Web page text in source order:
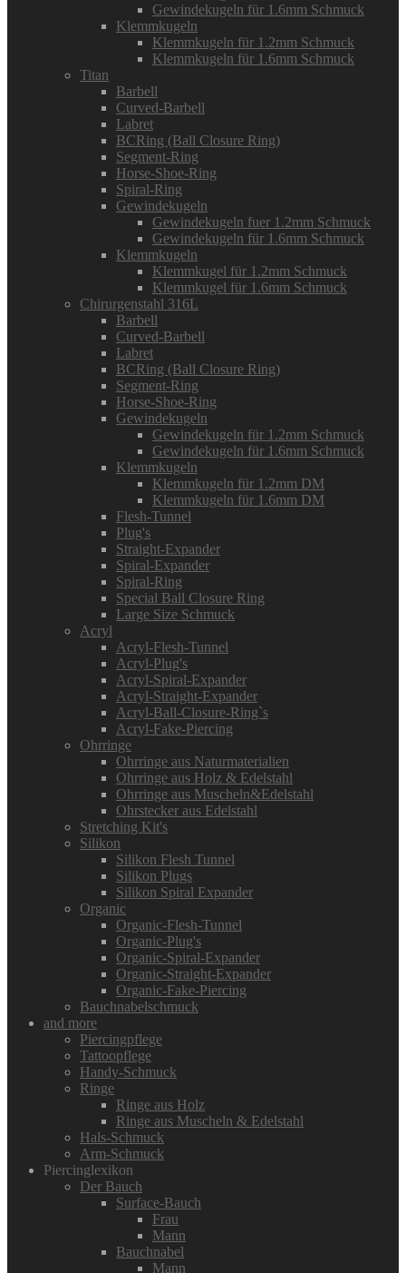
Gewindekugeln für 1.6mm Schmuck
Klemmkugeln
Klemmkugeln für 1.2mm Schmuck
Klemmkugeln für 1.6mm Schmuck
Titan
Barbell
Curved-Barbell
Labret
BCRing (Ball Closure Ring)
Segment-Ring
Horse-Shoe-Ring
Spiral-Ring
Gewindekugeln
Gewindekugeln fuer 1.2mm Schmuck
Gewindekugeln für 1.6mm Schmuck
Klemmkugeln
Klemmkugel für 1.2mm Schmuck
Klemmkugel für 1.6mm Schmuck
Chirurgenstahl 316L
Barbell
Curved-Barbell
Labret
BCRing (Ball Closure Ring)
Segment-Ring
Horse-Shoe-Ring
Gewindekugeln
Gewindekugeln für 1.2mm Schmuck
Gewindekugeln für 1.6mm Schmuck
Klemmkugeln
Klemmkugeln für 1.2mm DM
Klemmkugeln für 1.6mm DM
Flesh-Tunnel
Plug's
Straight-Expander
Spiral-Expander
Spiral-Ring
Special Ball Closure Ring
Large Size Schmuck
Acryl
Acryl-Flesh-Tunnel
Acryl-Plug's
Acryl-Spiral-Expander
Acryl-Straight-Expander
Acryl-Ball-Closure-Ring`s
Acryl-Fake-Piercing
Ohrringe
Ohrringe aus Naturmaterialien
Ohrringe aus Holz & Edelstahl
Ohrringe aus Muscheln&Edelstahl
Ohrstecker aus Edelstahl
Stretching Kit's
Silikon
Silikon Flesh Tunnel
Silikon Plugs
Silikon Spiral Expander
Organic
Organic-Flesh-Tunnel
Organic-Plug's
Organic-Spiral-Expander
Organic-Straight-Expander
Organic-Fake-Piercing
Bauchnabelschmuck
and more
Piercingpflege
Tattoopflege
Handy-Schmuck
Ringe
Ringe aus Holz
Ringe aus Muscheln & Edelstahl
Hals-Schmuck
Arm-Schmuck
Piercinglexikon
Der Bauch
Surface-Bauch
Frau
Mann
Bauchnabel
Mann